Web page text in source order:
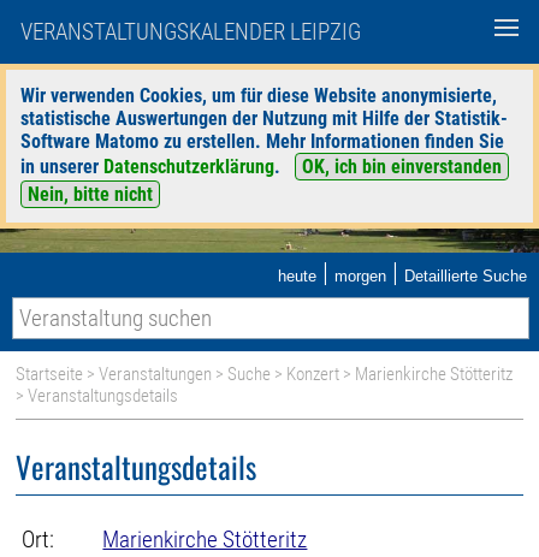
VERANSTALTUNGSKALENDER LEIPZIG
Wir verwenden Cookies, um für diese Website anonymisierte,
statistische Auswertungen der Nutzung mit Hilfe der Statistik-
Software Matomo zu erstellen. Mehr Informationen finden Sie
in unserer Datenschutzerklärung.
OK, ich bin einverstanden
Nein, bitte nicht
heute | morgen | Detaillierte Suche
Startseite >Veranstaltungen > Suche > Konzert > Marienkirche Stötteritz
> Veranstaltungsdetails
Veranstaltungsdetails
Ort:
Marienkirche Stötteritz